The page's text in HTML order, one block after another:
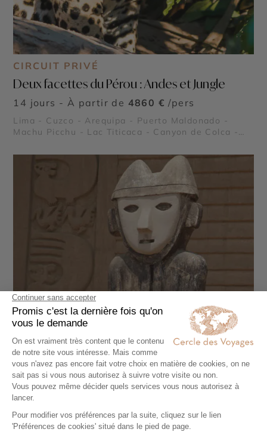
CIRCUIT PRIVÉ
Deux facettes du Pérou : Andes et Jungle
14 jours - À partir de 4860 € /pers
Lima - Cuzco - Arequipa - Puerto Maldonado -
Machu Picchu - Lac Titicaca - Canyon de Colca -